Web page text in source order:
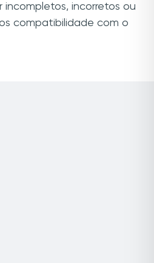
incorretos ou
compatibilidade com o